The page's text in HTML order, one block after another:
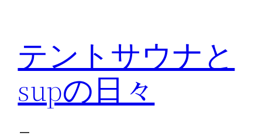
テントサウナと
supの日々